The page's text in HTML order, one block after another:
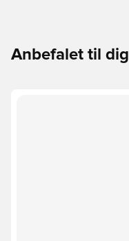
Anbefalet til dig